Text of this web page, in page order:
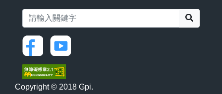
Copyright © 2018 Gpi.